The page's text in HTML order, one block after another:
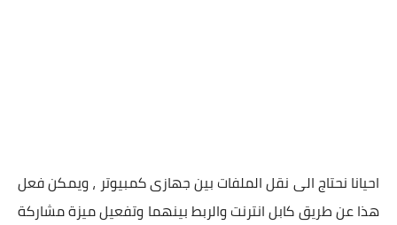
احيانا نحتاج الى نقل الملفات بين جهازى كمبيوتر ، ويمكن فعل
هذا عن طريق كابل انترنت والربط بينهما وتفعيل ميزة مشاركة